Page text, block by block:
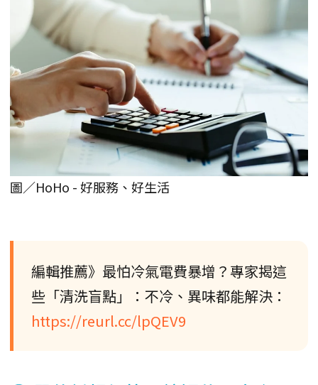
圖／HoHo - 好服務、好生活
編輯推薦》最怕冷氣電費暴增？專家揭這
些「清洗盲點」：不冷、異味都能解決：
https://reurl.cc/lpQEV9